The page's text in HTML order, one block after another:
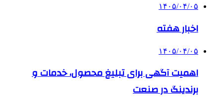
۱۴۰۵/۰۴/۰۵
اخبار هفته
۱۴۰۵/۰۴/۰۵
اهمیت آگهی برای تبلیغ محصول، خدمات و
برندینگ در صنعت